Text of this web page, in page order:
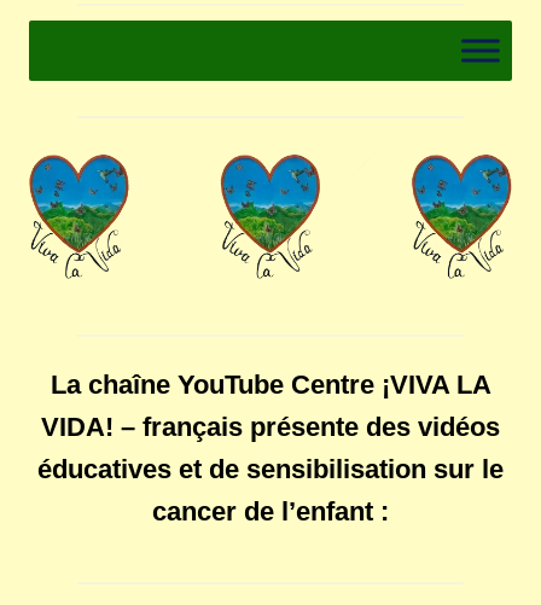
La chaîne YouTube Centre ¡VIVA LA
VIDA! – français présente des vidéos
éducatives et de sensibilisation sur le
cancer de l’enfant :